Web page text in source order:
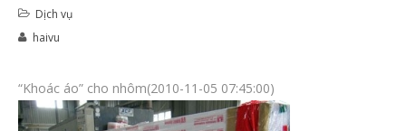
Dịch vụ
haivu
“Khoác áo” cho nhôm(2010-11-05 07:45:00)